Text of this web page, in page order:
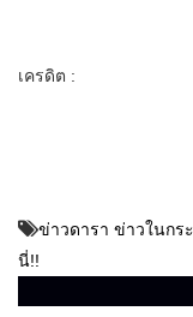
เครดิต :
ข่าวดารา ข่าวในกร
นี่!!